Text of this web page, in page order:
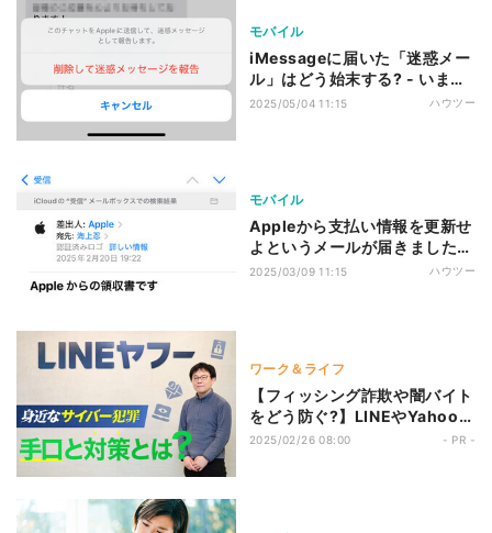
モバイル
iMessageに届いた「迷惑メー
ル」はどう始末する? - いまさ
ら聞けないiPhoneのなぜ
2025/05/04 11:15 ハウツー
モバイル
Appleから支払い情報を更新せ
よというメールが届きました!?
- いまさら聞けないiPhoneの
2025/03/09 11:15 ハウツー
ワーク＆ライフ
【フィッシング詐欺や闇バイト
をどう防ぐ?】LINEやYahoo!
JAPANでも気を付けたいサイ
2025/02/26 08:00 - PR -